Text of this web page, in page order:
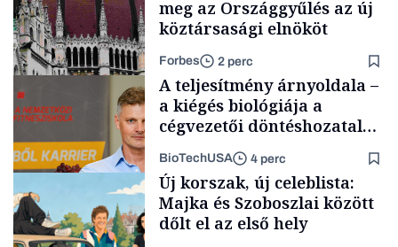
Politika
meg az Országgyűlés az új
köztársasági elnököt
Forbes 2 perc
A teljesítmény árnyoldala –
a kiégés biológiája a
cégvezetői döntéshozatal
BioTechUSA 4 perc
Új korszak, új celeblista:
Majka és Szoboszlai között
dőlt el az első hely